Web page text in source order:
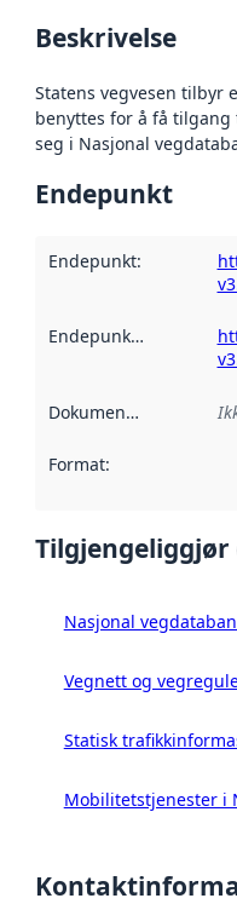
Beskrivelse
Statens vegvesen tilbyr
benyttes for å få
seg i Nasjonal
Endepunkt
Endepunkt:
Endepunktbeskrivelse :
Dokumentasjon
Format:
Nasjonal
Vegnett og
Statisk
Mobilitetstjenester i